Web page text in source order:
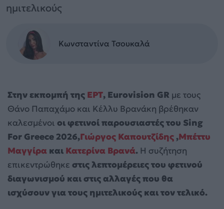
ημιτελικούς
Κωνσταντίνα Τσουκαλά
Στην εκπομπή της ΕΡΤ, Eurovision GR με τους
Θάνο Παπαχάμο και Κέλλυ Βρανάκη βρέθηκαν
καλεσμένοι οι φετινοί παρουσιαστές του Sing
For Greece 2026,Γιώργος Καπουτζίδης ,Μπέττυ
Μαγγίρα και Κατερίνα Βρανά. Η συζήτηση
επικεντρώθηκε στις λεπτομέρειες του φετινού
διαγωνισμού και στις αλλαγές που θα
ισχύσουν για τους ημιτελικούς και τον τελικό.